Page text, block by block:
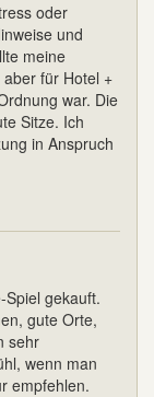
oder
und
meine
für Hotel +
war. Die
Sitze. Ich
in Anspruch
gekauft.
gute Orte,
sehr
wenn man
empfehlen.